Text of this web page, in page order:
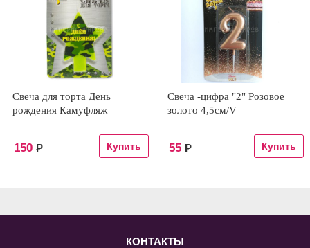
Свеча для торта День
рождения Камуфляж
150 Р
Свеча -цифра "2" Розовое
золото 4,5см/V
55 Р
КОНТАКТЫ